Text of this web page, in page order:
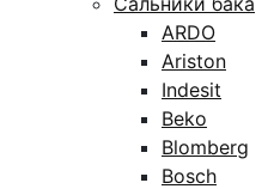
ARDO
Ariston
Indesit
Beko
Blomberg
Bosch